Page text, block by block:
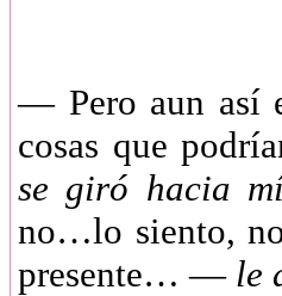
— Pero aun así
cosas que
se giró hacia
no…lo siento,
presente… —le